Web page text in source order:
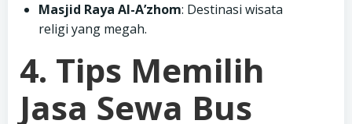
Masjid Raya Al-A’zhom: Destinasi wisata
religi yang megah.
4. Tips Memilih
Jasa Sewa Bus